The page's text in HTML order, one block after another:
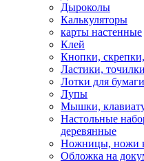
Дыроколы
Калькуляторы
карты настенные
Клей
Кнопки,
Ластики,
Лотки для бумаги
Лупы
Мышки,
Настольные
деревянные
Ножницы, ножи
Обложка на